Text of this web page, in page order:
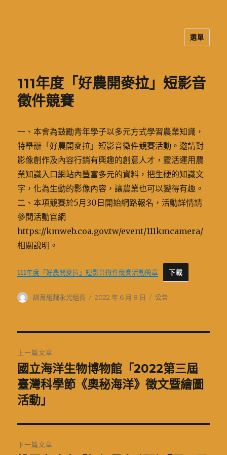
選單
111年度「好農開麥拉」短影音
徵件競賽
一、本會為鼓勵青年學子以多元方式學習農業知識，
特舉辦「好農開麥拉」短影音徵件競賽活動。邀請對
影像創作及內容行銷有興趣的創意人才，靈活運用農
業知識入口網站內豐富多元的資料，把生硬的知識文
字，化為生動的影像內容，讓農業也可以變得有趣。
二、本項競賽於5月30日開始網路報名，活動詳情請
參閱活動官網
https://kmweb.coa.gov.tw/event/111kmcamera/
相關說明。
111年度「好農開麥拉」短影音徵件競賽活動簡章 下載
作
訓育組魏永光組長
發
2022 年 6 月 8 日
分
公告
章
導
覽
上一篇文章
上
一
篇
章:
國立海洋生物博物館「2022第三屆
臺灣科學節《奧秘海洋》徵文暨繪圖
活動」
下一篇文章